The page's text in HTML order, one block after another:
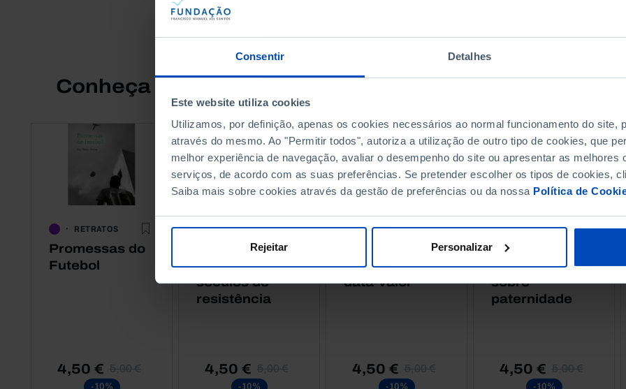
Consentir Detalhes
Este website utiliza cookies
Utilizamos, por definição, apenas os cookies necessários ao normal funcionamento do site,
através do mesmo. Ao "Permitir todos", autoriza a utilização de outro tipo de cookies, que
melhor experiência de navegação, avaliar o desempenho do site ou apresentar as melhores
serviços, de acordo com as suas preferências. Se pretender escolher os tipos de cookies,
Saiba mais sobre cookies através da gestão de preferências ou da nossa Política de
Rejeitar Personalizar
Conheça também
RETRATOS
Promessas do
Futebol
4,50 € 5,00 €
-10%
RETRATOS
Portugueses
Ciganos, Cinco
séculos de
resistência
4,50 € 5,00 €
-10%
RETRATOS
Retratos com
data-valor
4,50 € 5,00 €
-10%
RETRATOS
Pais Nossos,
Conversas
sobre
paternidade
4,50 € 5,00 €
-10%